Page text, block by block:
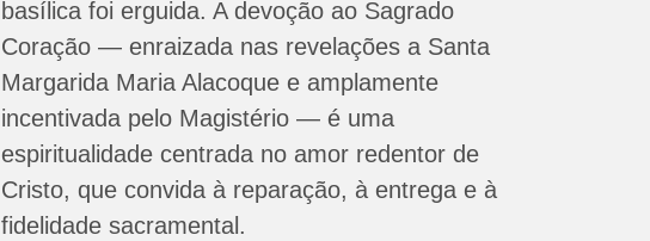
basílica foi erguida. A devoção ao Sagrado
Coração — enraizada nas revelações a Santa
Margarida Maria Alacoque e amplamente
incentivada pelo Magistério — é uma
espiritualidade centrada no amor redentor de
Cristo, que convida à reparação, à entrega e à
fidelidade sacramental.